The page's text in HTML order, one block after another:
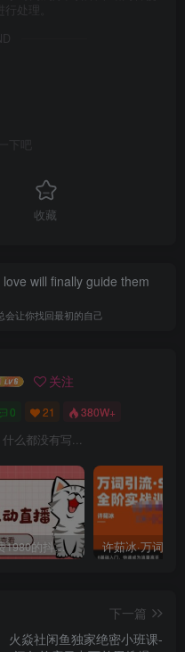
处理。
下吧
收藏
will finally guide them
会让你找回最初的自己
关注
0 21 380W+
么都没有写...
外面收费1980的抖音萌宠宠直播项目，可虚拟人直播，抖音报白，实时互动直播【软件+详细教程】
下一篇
火焱社闲鱼独家绝密小班课-